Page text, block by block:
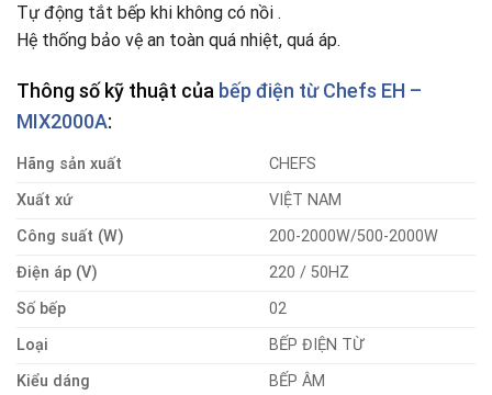
Tự động tắt bếp khi không có nồi .
Hệ thống bảo vệ an toàn quá nhiệt, quá áp.
Thông số kỹ thuật của bếp điện từ Chefs EH –
MIX2000A:
Hãng sản xuất
CHEFS
Xuất xứ
VIỆT NAM
Công suất (W)
200-2000W/500-2000W
Điện áp (V)
220 / 50HZ
Số bếp
02
Loại
BẾP ĐIỆN TỪ
Kiểu dáng
BẾP ÂM